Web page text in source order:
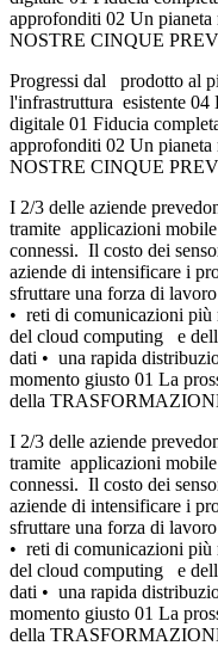
approfonditi 02 Un
NOSTRE CINQUE
Progressi dal prodotto al
l'infrastruttura esistente 04
digitale 01 Fiducia
approfonditi 02 Un
NOSTRE CINQUE
I 2/3 delle aziende
tramite applicazioni
connessi. Il costo dei
aziende di intensificare i
sfruttare una forza di
• reti di comunicazioni più
del cloud computing e
dati • una rapida
momento giusto 01 La
della
I 2/3 delle aziende
tramite applicazioni
connessi. Il costo dei
aziende di intensificare i
sfruttare una forza di
• reti di comunicazioni più
del cloud computing e
dati • una rapida
momento giusto 01 La
della